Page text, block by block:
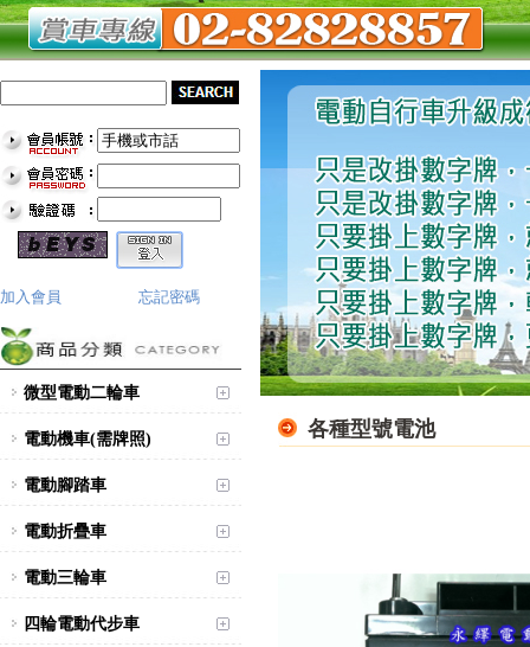
加入會員 忘記密碼
微型電動二輪車
電動機車(需牌照)
電動腳踏車
電動折疊車
電動三輪車
四輪電動代步車
各種型號電池